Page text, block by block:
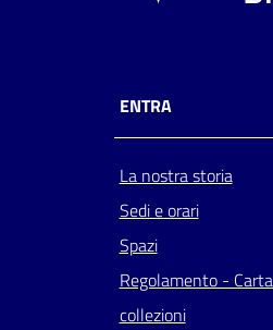
ENTRA
La nostra storia
Sedi e orari
Spazi
Regolamento -
collezioni